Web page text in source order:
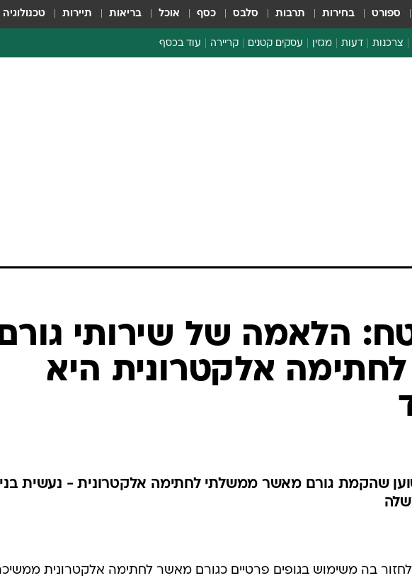
ספורט בחירות תרבות סלבס כסף אוכל בריאות תיירות טכנולוגיה
צרכנות דעות מגזין עסקים קטנים קריירה עוד בכסף
הלאמה של שירותי
אלקטרונית היא
שהקמת גורם מאשר ממשלתי לחתימה אלקטרונית - נעשית
בה משימוש בגופים פרטיים כגורם מאשר לחתימה אלקטרונית